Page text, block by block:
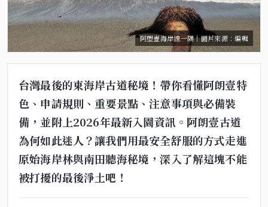
阿塱壹海岸線一隅｜圖片來源：編輯
台灣最後的東海岸古道秘境！帶你看懂阿朗壹特
色、申請規則、重要景點、注意事項與必備裝
備，並附上2026年最新入園資訊。阿朗壹古道
為何如此迷人？讓我們用最安全舒服的方式走進
原始海岸林與南田聽海秘境，深入了解這塊不能
被打擾的最後淨土吧！